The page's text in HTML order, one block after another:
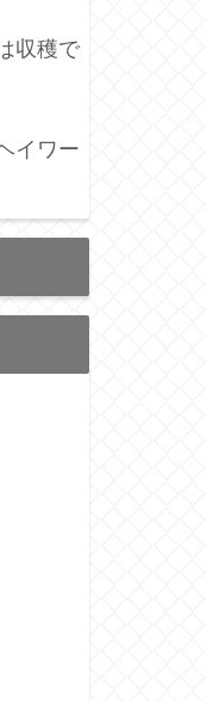
収穫で
イワー